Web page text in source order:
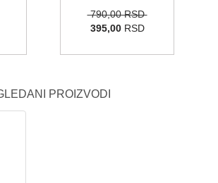
790,00 RSD
395,00RSD
PROIZVODI